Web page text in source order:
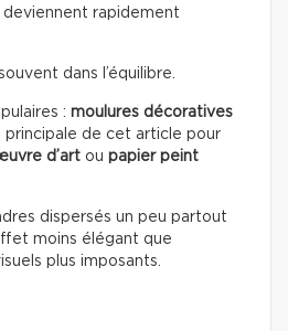
deviennent rapidement
dans l’équilibre.
: moulures décoratives
principale de cet article pour
d’art ou papier peint
dispersés un peu partout
moins élégant que
plus imposants.